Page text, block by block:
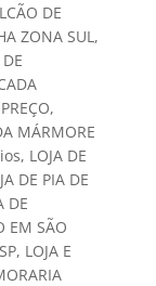
DE
ZONA SUL,
,
MÁRMORE
, LOJA DE
DE PIA DE
DE
EM SÃO
, LOJA E